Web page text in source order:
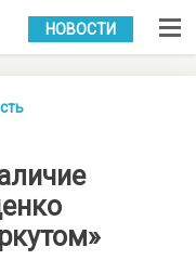
УКР РУС
НОВОСТИ